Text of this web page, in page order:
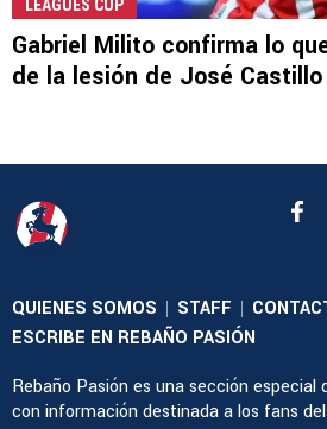
LEAGUES CUP
Gabriel Milito confirma lo
de la lesión de José Castillo
QUIENES SOMOS | STAFF |
ESCRIBE EN REBAÑO PASIÓN
Rebaño Pasión es una sección especial
con información destinada a los fans del